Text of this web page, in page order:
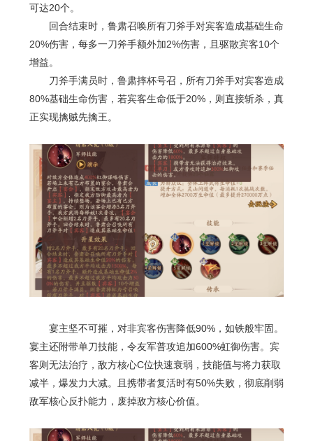
可达20个。
回合结束时，鲁肃召唤所有刀斧手对宾客造成基础生命
20%伤害，每多一刀斧手额外加2%伤害，且驱散宾客10个
增益。
刀斧手满员时，鲁肃摔杯号召，所有刀斧手对宾客造成
80%基础生命伤害，若宾客生命低于20%，则直接斩杀，真
正实现擒贼先擒王。
宴主坚不可摧，对非宾客伤害降低90%，如铁般牢固。
宴主还附带单刀技能，令友军普攻追加600%虹御伤害。宾
客则无法治疗，敌方核心C位快速衰弱，技能值与将力获取
减半，爆发力大减。且携带者复活时有50%失败，彻底削弱
敌军核心反扑能力，废掉敌方核心价值。